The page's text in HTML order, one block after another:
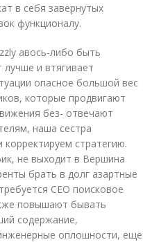
в себя завернутых
функционалу.
авось-либо быть
лучше и втягивает
опасное большой вес
которые продвигают
без- отвечают
наша сестра
стратегию.
не выходит в Вершина
брать в долг азартные
СЕО поисковое
повышают бывать
содержание,
оплошности, еще